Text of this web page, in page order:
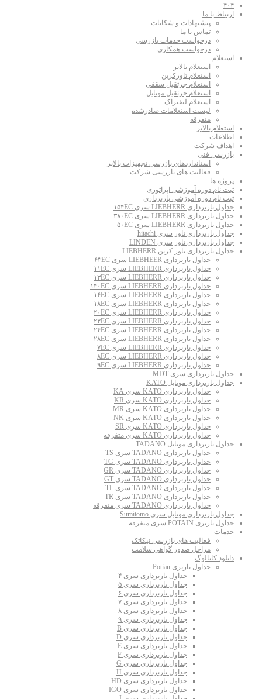
۴۰۴
ارتباط با ما
پیشنهادات و شکایات
تماس با ما
درخواست خدمات بازرسی
درخواست همکاری
استعلام
استعلام بالابر
استعلام تاورکرین
استعلام جرثقیل سقفی
استعلام جرثقیل موبایل
استعلام لیفتراک
لیست استعلامات صادرشده
متفرقه
استعلام بالابر
اطلاعات
اهداف شرکت
بازرسی فنی
استانداردهای بازرسی تجهیزات بالابر
فعالیت های بازرسی شرکت
پروژه ها
ثبت نام دوره آموزشی اپراتوری
ثبت نام دوره آموزشی باربرداری
جداول باربرداری LIEBHERR سری ۱۵۴EC
جداول باربرداری LIEBHERR سری ۳۸۰EC
جداول باربرداری LIEBHERR سری ۵۰EC
جداول باربرداری تاور سری hitachi
جداول باربرداری تاور سری LINDEN
جداول باربرداری تاور کرین LIEBHERR
جداول باربرداری LIEBHEER سری ۶۳EC
جداول باربرداری LIEBHERR سری ۱۱EC
جداول باربرداری LIEBHERR سری ۱۳EC
جداول باربرداری LIEBHERR سری ۱۴۰EC
جداول باربرداری LIEBHERR سری ۱۶EC
جداول باربرداری LIEBHERR سری ۱۸EC
جداول باربرداری LIEBHERR سری ۲۰EC
جداول باربرداری LIEBHERR سری ۲۲EC
جداول باربرداری LIEBHERR سری ۲۴EC
جداول باربرداری LIEBHERR سری ۲۸EC
جداول باربرداری LIEBHERR سری ۷EC
جداول باربرداری LIEBHERR سری ۸EC
جداول باربرداری LIEBHERR سری ۹EC
جداول باربرداری سری MDT
جداول باربرداری موبایل KATO
جداول باربرداری KATO سری KA
جداول باربرداری KATO سری KR
جداول باربرداری KATO سری MR
جداول باربرداری KATO سری NK
جداول باربرداری KATO سری SR
جداول باربرداری KATO سری متفرقه
جداول باربرداری موبایل TADANO
جداول باربرداری TADANO سری TS
جداول باربرداری TADANO سری TG
جداول باربرداری TADANO سری GR
جداول باربرداری TADANO سری GT
جداول باربرداری TADANO سری TL
جداول باربرداری TADANO سری TR
جداول باربرداری TADANO سری متفرقه
جداول باربرداری موبایل سری Sumitomo
جداول باربری POTAIN سری متفرقه
خدمات
فعالیت های بازرسی نیکاتک
مراحل صدور گواهی سلامت
دانلود کاتالوگ
جداول باربری Potian
جداول باربرداری سری ۴
جداول باربرداری سری ۵
جداول باربرداری سری ۶
جداول باربرداری سری ۷
جداول باربرداری سری ۸
جداول باربرداری سری ۹
جداول باربرداری سری B
جداول باربرداری سری D
جداول باربرداری سری E
جداول باربرداری سری F
جداول باربرداری سری G
جداول باربرداری سری H
جداول باربرداری سری HD
جداول باربرداری سری IGO